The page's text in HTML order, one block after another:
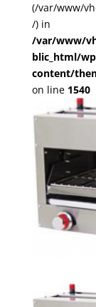
(/var/www/
/) in
/var/www/
blic_html/
content/
on line 1540